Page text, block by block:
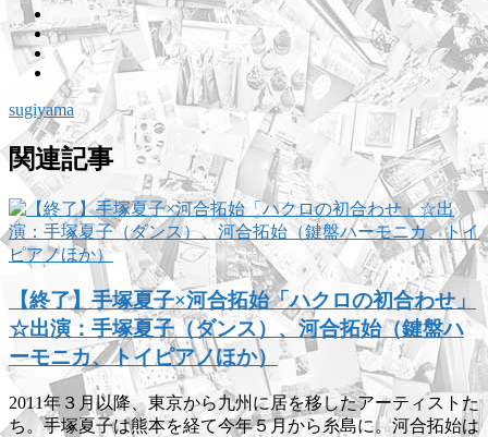
sugiyama
関連記事
【終了】手塚夏子×河合拓始「ハクロの初合わせ」
☆出演：手塚夏子（ダンス）、河合拓始（鍵盤ハ
ーモニカ、トイピアノほか）
2011年３月以降、東京から九州に居を移したアーティストた
ち。手塚夏子は熊本を経て今年５月から糸島に。河合拓始は